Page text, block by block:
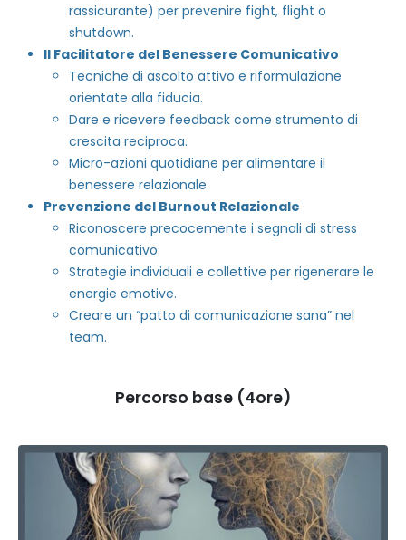
rassicurante) per prevenire fight, flight o
shutdown.
Il Facilitatore del Benessere Comunicativo
Tecniche di ascolto attivo e riformulazione
orientate alla fiducia.
Dare e ricevere feedback come strumento di
crescita reciproca.
Micro-azioni quotidiane per alimentare il
benessere relazionale.
Prevenzione del Burnout Relazionale
Riconoscere precocemente i segnali di stress
comunicativo.
Strategie individuali e collettive per rigenerare le
energie emotive.
Creare un “patto di comunicazione sana” nel
team.
Percorso base (4ore)